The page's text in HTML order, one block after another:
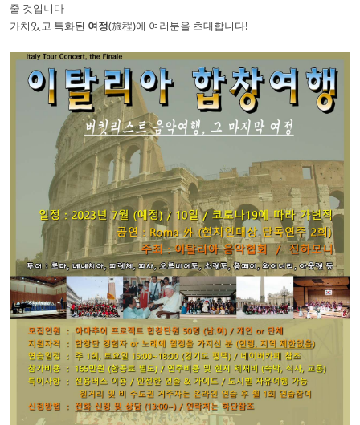
줄 것입니다
가치있고 특화된 여정(旅程)에 여러분을 초대합니다!